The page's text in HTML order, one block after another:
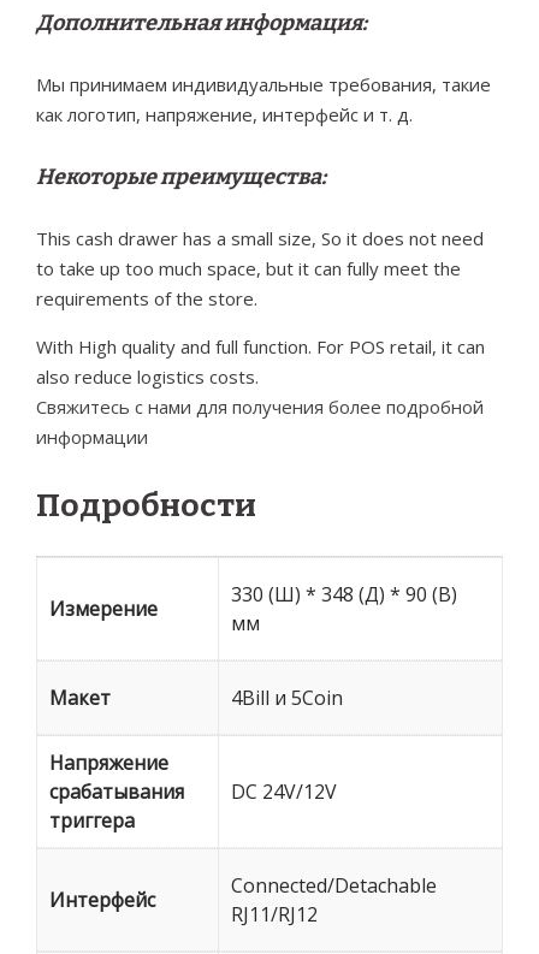
Дополнительная информация:
Мы принимаем индивидуальные требования, такие
как логотип, напряжение, интерфейс и т. д.
Некоторые преимущества:
This cash drawer has a small size, So it does not need
to take up too much space, but it can fully meet the
requirements of the store.
With High quality and full function. For POS retail, it can
also reduce logistics costs.
Свяжитесь с нами для получения более подробной
информации
Подробности
Измерение
330 (Ш) * 348 (Д) * 90 (В)
мм
Макет 4Bill и 5Coin
Напряжение
срабатывания
триггера
DC 24V/12V
Интерфейс
Connected/Detachable
RJ11/RJ12